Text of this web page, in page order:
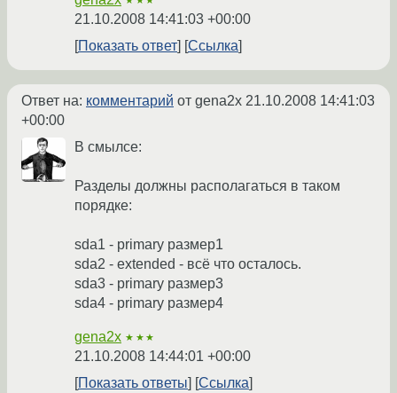
21.10.2008 14:41:03 +00:00
Показать ответ
Ссылка
Ответ на: комментарий от gena2x 21.10.2008 14:41:03
+00:00
В смылсе:
Разделы должны располагаться в таком
порядке:
sda1 - primary размер1
sda2 - extended - всё что осталось.
sda3 - primary размер3
sda4 - primary размер4
gena2x ★★★
21.10.2008 14:44:01 +00:00
Показать ответы
Ссылка